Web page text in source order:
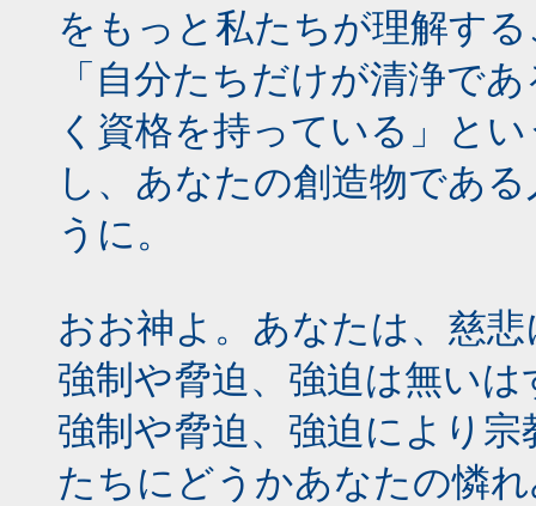
をもっと私たちが理解す
「自分たちだけが清浄で
く資格を持っている」と
し、あなたの創造物であ
うに。
おお神よ。あなたは、慈
強制や脅迫、強迫は無い
強制や脅迫、強迫により
たちにどうかあなたの憐